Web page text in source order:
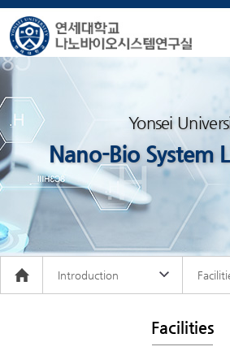
Yonsei
Nano-Bio System
Introduction
Facilities